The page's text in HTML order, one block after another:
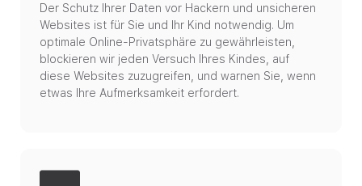
Der Schutz Ihrer Daten vor Hackern und unsicheren
Websites ist für Sie und Ihr Kind notwendig. Um
optimale Online-Privatsphäre zu gewährleisten,
blockieren wir jeden Versuch Ihres Kindes, auf
diese Websites zuzugreifen, und warnen Sie, wenn
etwas Ihre Aufmerksamkeit erfordert.